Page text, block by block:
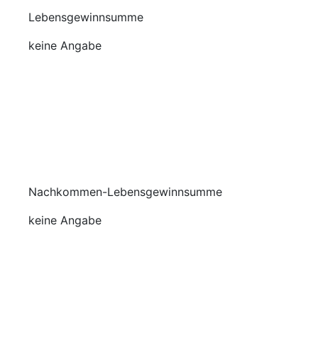
Lebensgewinnsumme
keine Angabe
Nachkommen-Lebensgewinnsumme
keine Angabe